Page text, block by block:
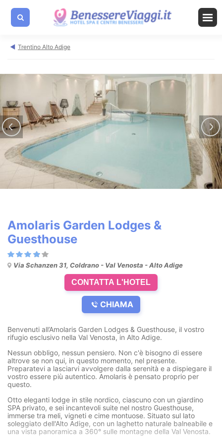
Trentino Alto Adige
Amolaris Garden Lodges &
Guesthouse
Via Schanzen 31, Coldrano - Val Venosta - Alto Adige
CONTATTA L'HOTEL
CHIAMA
Benvenuti all’Amolaris Garden Lodges & Guesthouse, il vostro
rifugio esclusivo nella Val Venosta, in Alto Adige.
Nessun obbligo, nessun pensiero. Non c'è bisogno di essere
altrove se non qui, in questo momento, nel presente.
Preparatevi a lasciarvi avvolgere dalla serenità e a dispiegare il
vostro essere più autentico. Amolaris è pensato proprio per
questo.
Otto eleganti lodge in stile nordico, ciascuno con un giardino
SPA privato, e sei incantevoli suite nel nostro Guesthouse,
immerse tra meli, vigneti e cime montuose. Situato sul lato
soleggiato dell'Alto Adige, con un laghetto naturale balneabile e
una vista panoramica a 360° sulle montagne della Val Venosta.